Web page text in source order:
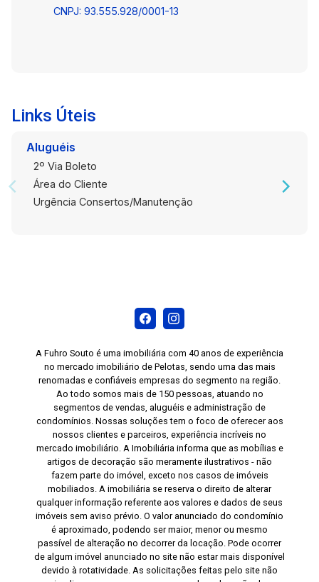
conhecer pessoalmente e explorar todas as
CNPJ: 93.555.928/0001-13
Links Úteis
Aluguéis
2º Via Boleto
Área do Cliente
Urgência Consertos/Manutenção
A Fuhro Souto é uma imobiliária com 40 anos de experiência
no mercado imobiliário de Pelotas, sendo uma das mais
renomadas e confiáveis empresas do segmento na região.
Ao todo somos mais de 150 pessoas, atuando no
segmentos de vendas, aluguéis e administração de
condomínios. Nossas soluções tem o foco de oferecer aos
nossos clientes e parceiros, experiência incríveis no
mercado imobiliário. A Imobiliária informa que as mobílias e
artigos de decoração são meramente ilustrativos - não
fazem parte do imóvel, exceto nos casos de imóveis
mobiliados. A imobiliária se reserva o direito de alterar
qualquer informação referente aos valores e dados de seus
imóveis sem aviso prévio. O valor anunciado do condomínio
é aproximado, podendo ser maior, menor ou mesmo
passível de alteração no decorrer da locação. Pode ocorrer
de algum imóvel anunciado no site não estar mais disponível
devido à rotatividade. As solicitações feitas pelo site não